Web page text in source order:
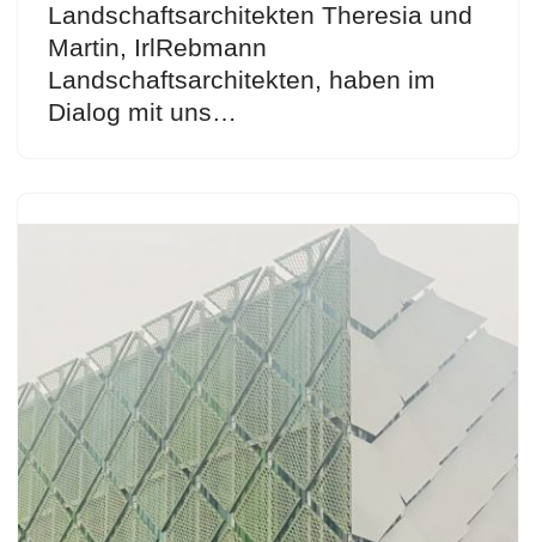
Landschaftsarchitekten Theresia und
Martin, IrlRebmann
Landschaftsarchitekten, haben im
Dialog mit uns…